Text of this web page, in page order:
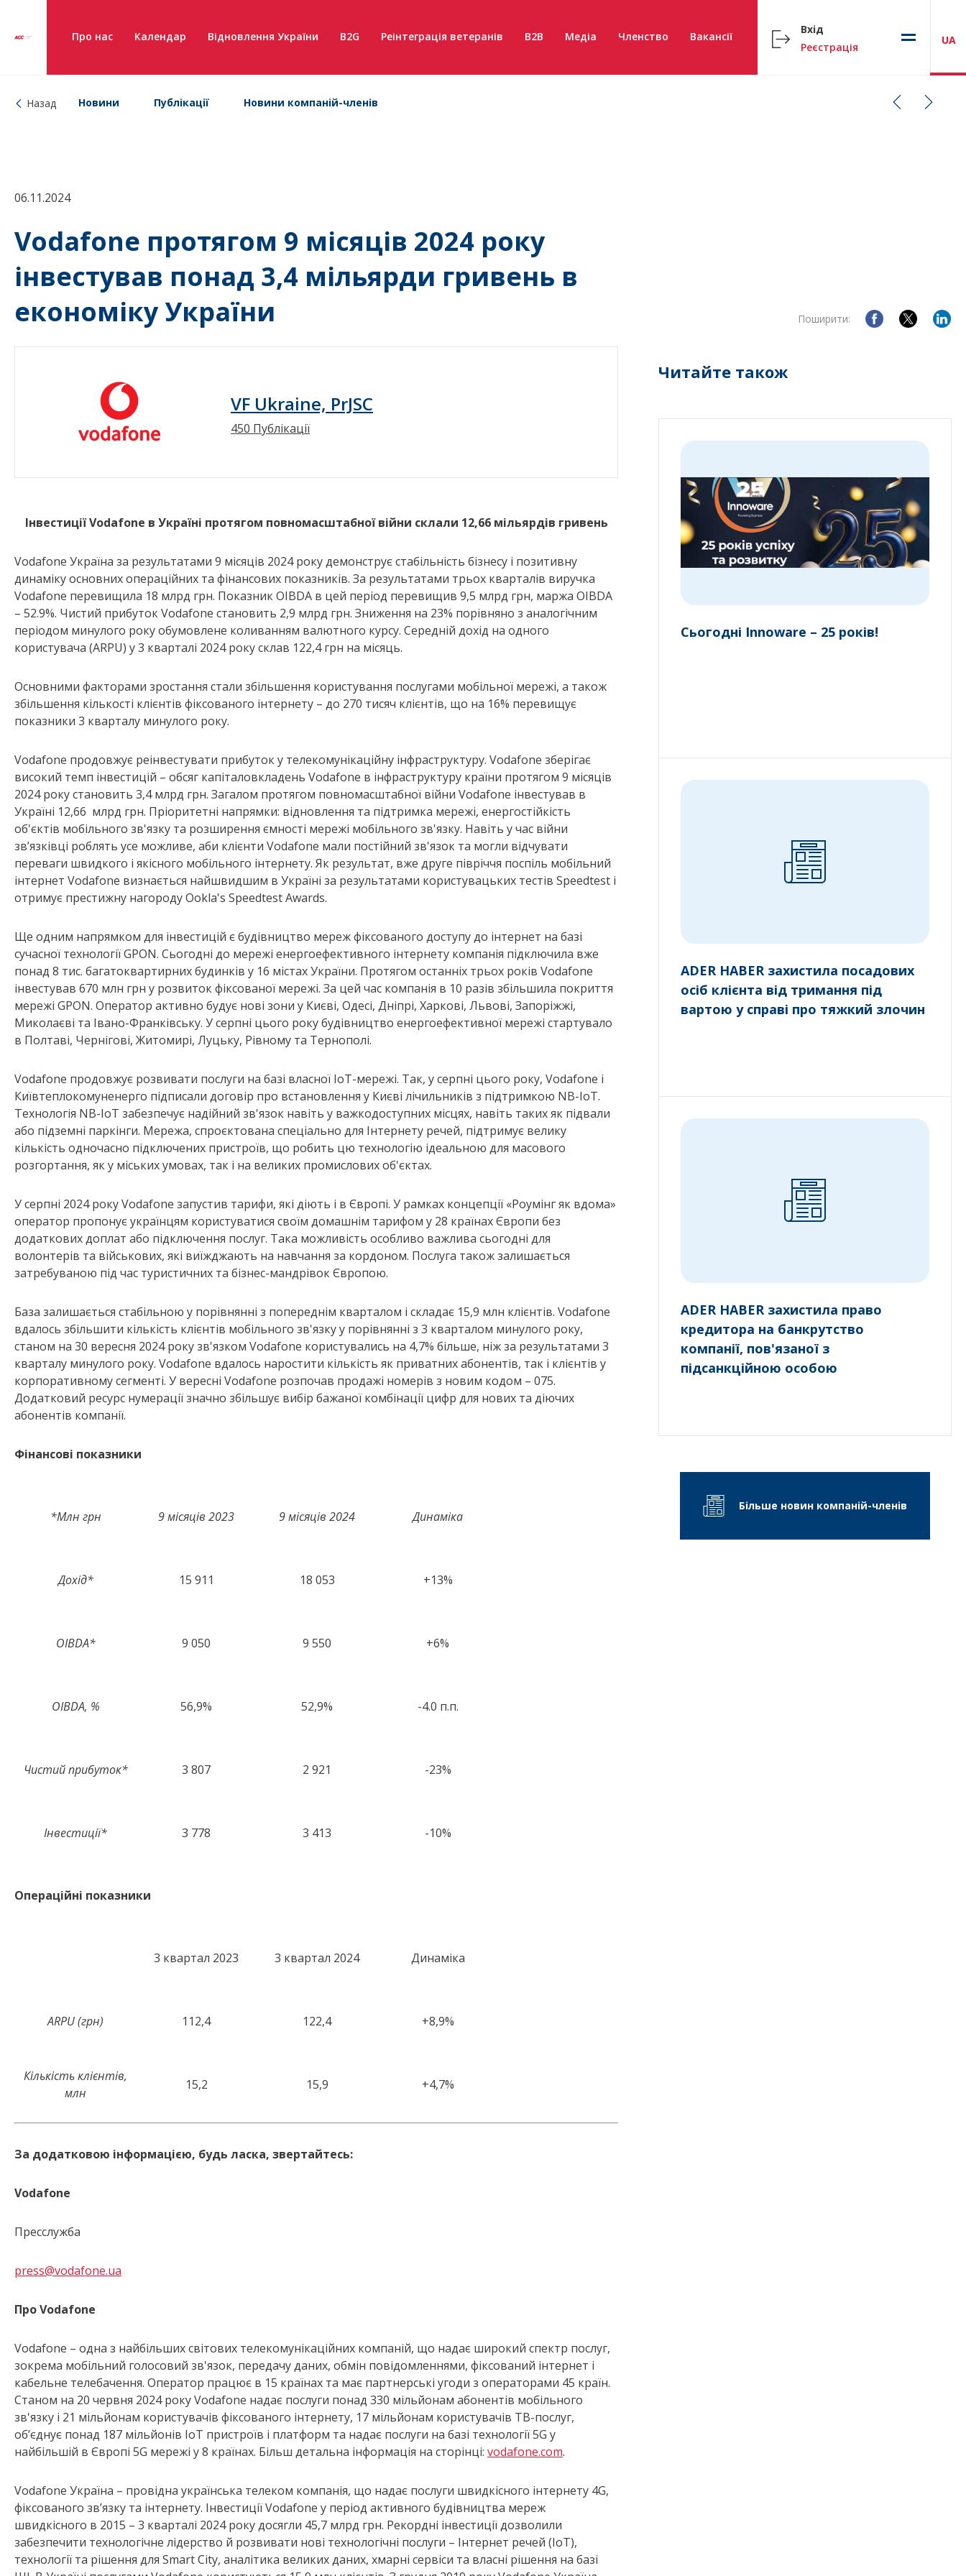
Про нас Календар Відновлення України B2G Реінтеграція ветеранів B2B Медіа Членство Вакансії
Вхід
Реєстрація
UA
Назад Новини Публікації Новини компаній-членів
06.11.2024
Vodafone протягом 9 місяців 2024 року
інвестував понад 3,4 мільярди гривень в
економіку України
Поширити:
VF Ukraine, PrJSC
450 Публікації
ІнвестиціїVodafone в Україні протягом повномасштабної війни склали 12,66 мільярдів гривень
Vodafone Україна за результатами 9 місяців 2024 року демонструє стабільність бізнесу і позитивну
динаміку основних операційних та фінансових показників. За результатами трьох кварталів виручка
Vodafone перевищила 18 млрд грн. Показник OIBDA в цей період перевищив 9,5 млрд грн, маржа OIBDA
– 52.9%. Чистий прибуток Vodafone становить 2,9 млрд грн. Зниження на 23% порівняно з аналогічним
періодом минулого року обумовлене коливанням валютного курсу. Середній дохід на одного
користувача (ARPU) у 3 кварталі 2024 року склав 122,4 грн на місяць.
Основними факторами зростання стали збільшення користування послугами мобільної мережі, а також
збільшення кількості клієнтів фіксованого інтернету – до 270 тисяч клієнтів, що на 16% перевищує
показники 3 кварталу минулого року.
Vodafone продовжує реінвестувати прибуток у телекомунікаційну інфраструктуру. Vodafone зберігає
високий темп інвестицій – обсяг капіталовкладень Vodafone в інфраструктуру країни протягом 9 місяців
2024 року становить 3,4 млрд грн. Загалом протягом повномасштабної війни Vodafone інвестував в
Україні 12,66 млрд грн. Пріоритетні напрямки: відновлення та підтримка мережі, енергостійкість
об'єктів мобільного зв'язку та розширення ємності мережі мобільного зв'язку. Навіть у час війни
зв’язківці роблять усе можливе, аби клієнти Vodafone мали постійний зв'язок та могли відчувати
переваги швидкого і якісного мобільного інтернету. Як результат, вже друге півріччя поспіль мобільний
інтернет Vodafone визнається найшвидшим в Україні за результатами користувацьких тестів Speedtest і
отримує престижну нагороду Ookla's Speedtest Awards.
Ще одним напрямком для інвестицій є будівництво мереж фіксованого доступу до інтернет на базі
сучасної технології GPON. Сьогодні до мережі енергоефективного інтернету компанія підключила вже
понад 8 тис. багатоквартирних будинків у 16 містах України. Протягом останніх трьох років Vodafone
інвестував 670 млн грн у розвиток фіксованої мережі. За цей час компанія в 10 разів збільшила покриття
мережі GPON. Оператор активно будує нові зони у Києві, Одесі, Дніпрі, Харкові, Львові, Запоріжжі,
Миколаєві та Івано-Франківську. У серпні цього року будівництво енергоефективної мережі стартувало
в Полтаві, Чернігові, Житомирі, Луцьку, Рівному та Тернополі.
Vodafone продовжує розвивати послуги на базі власної IoT-мережі. Так, у серпні цього року, Vodafone і
Київтеплокомуненерго підписали договір про встановлення у Києві лічильників з підтримкою NB-IoT.
Технологія NB-IoT забезпечує надійний зв'язок навіть у важкодоступних місцях, навіть таких як підвали
або підземні паркінги. Мережа, спроєктована спеціально для Інтернету речей, підтримує велику
кількість одночасно підключених пристроїв, що робить цю технологію ідеальною для масового
розгортання, як у міських умовах, так і на великих промислових об'єктах.
У серпні 2024 року Vodafone запустив тарифи, які діють і в Європі. У рамках концепції «Роумінг як вдома»
оператор пропонує українцям користуватися своїм домашнім тарифом у 28 країнах Європи без
додаткових доплат або підключення послуг. Така можливість особливо важлива сьогодні для
волонтерів та військових, які виїжджають на навчання за кордоном. Послуга також залишається
затребуваною під час туристичних та бізнес-мандрівок Європою.
База залишається стабільною у порівнянні з попереднім кварталом і складає 15,9 млн клієнтів. Vodafone
вдалось збільшити кількість клієнтів мобільного зв'язку у порівнянні з 3 кварталом минулого року,
станом на 30 вересня 2024 року зв'язком Vodafone користувались на 4,7% більше, ніж за результатами 3
кварталу минулого року. Vodafone вдалось наростити кількість як приватних абонентів, так і клієнтів у
корпоративному сегменті. У вересні Vodafone розпочав продажі номерів з новим кодом – 075.
Додатковий ресурс нумерації значно збільшує вибір бажаної комбінації цифр для нових та діючих
абонентів компанії.
Фінансові показники
*Млн грн 9 місяців 2023 9 місяців 2024 Динаміка
Дохід* 15 911 18 053 +13%
OIBDA* 9 050 9 550 +6%
OIBDA, % 56,9% 52,9% -4.0 п.п.
Чистий прибуток* 3 807 2 921 -23%
Інвестиції* 3 778 3 413 -10%
Операційні показники
3 квартал 2023 3 квартал 2024 Динаміка
ARPU (грн) 112,4 122,4 +8,9%
Кількість клієнтів,
млн
15,2 15,9 +4,7%
За додатковою інформацією, будь ласка, звертайтесь:
Vodafone
Пресслужба
press@vodafone.ua
Про Vodafone
Vodafone – одна з найбільших світових телекомунікаційних компаній, що надає широкий спектр послуг,
зокрема мобільний голосовий зв'язок, передачу даних, обмін повідомленнями, фіксований інтернет і
кабельне телебачення. Оператор працює в 15 країнах та має партнерські угоди з операторами 45 країн.
Станом на 20 червня 2024 року Vodafone надає послуги понад 330 мільйонам абонентів мобільного
зв'язку і 21 мільйонам користувачів фіксованого інтернету, 17 мільйонам користувачів ТВ-послуг,
об’єднує понад 187 мільйонів IoT пристроїв і платформ та надає послуги на базі технології 5G у
найбільшій в Європі 5G мережі у 8 країнах. Більш детальна інформація на сторінці: vodafone.com.
Vodafone Україна – провідна українська телеком компанія, що надає послуги швидкісного інтернету 4G,
фіксованого зв’язку та інтернету. Інвестиції Vodafone у період активного будівництва мереж
швидкісного в 2015 – 3 кварталі 2024 року досягли 45,7 млрд грн. Рекордні інвестиції дозволили
забезпечити технологічне лідерство й розвивати нові технологічні послуги – Інтернет речей (IoT),
технології та рішення для Smart City, аналітика великих даних, хмарні сервіси та власні рішення на базі
Читайте також
Сьогодні Innoware – 25 років!
ADER HABER захистила посадових
осіб клієнта від тримання під
вартою у справі про тяжкий злочин
ADER HABER захистила право
кредитора на банкрутство
компанії, пов'язаної з
підсанкційною особою
Більше новин компаній-членів